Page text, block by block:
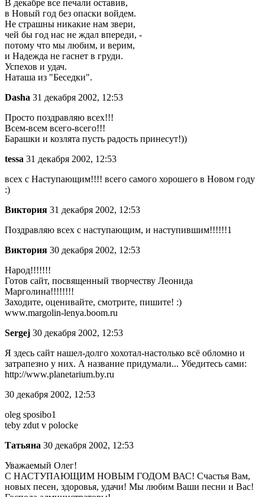
В декабре все печали оставив,
в Новый год без опаски войдем.
Не страшны никакие нам звери,
чей бы год нас не ждал впереди, -
потому что мы любим, и верим,
и Надежда не гаснет в груди.
Успехов и удач.
Наташа из "Беседки".
Dasha 31 декабря 2002, 12:53
Просто поздравляю всех!!!
Всем-всем всего-всего!!!
Барашки и козлята пусть радость принесут!))
tessa 31 декабря 2002, 12:53
всех с Наступающим!!!! всего самого хорошего в Новом году
:)
Виктория 31 декабря 2002, 12:53
Поздравляю всех с наступающим, и наступившим!!!!!!1
Виктория 30 декабря 2002, 12:53
Народ!!!!!!!
Готов сайт, посвященный творчеству Леонида
Марголина!!!!!!!!
Заходите, оценивайте, смотрите, пишите! :)
www.margolin-lenya.boom.ru
Sergej 30 декабря 2002, 12:53
Я здесь сайт нашел-долго хохотал-настолько всё обломно и
затрапезно у них. А название придумали... Убедитесь сами:
http://www.planetarium.by.ru
30 декабря 2002, 12:53
oleg sposibo1
teby zdut v polocke
Татьяна 30 декабря 2002, 12:53
Уважаемый Олег!
С НАСТУПАЮЩИМ НОВЫМ ГОДОМ ВАС! Счастья Вам,
новых песен, здоровья, удачи! Мы любим Ваши песни и Вас!